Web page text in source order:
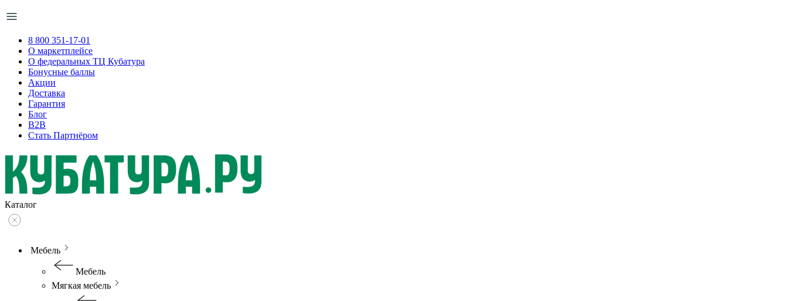
8 800 351-17-01
О маркетплейсе
О федеральных ТЦ Кубатура
Бонусные баллы
Акции
Доставка
Гарантия
Блог
B2B
Стать Партнёром
Каталог
Мебель
Мебель
Мягкая мебель